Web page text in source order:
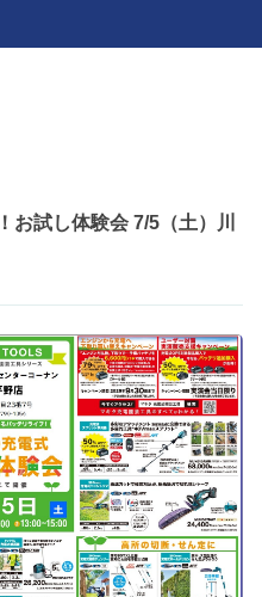
お試し体験会 7/5（土）川